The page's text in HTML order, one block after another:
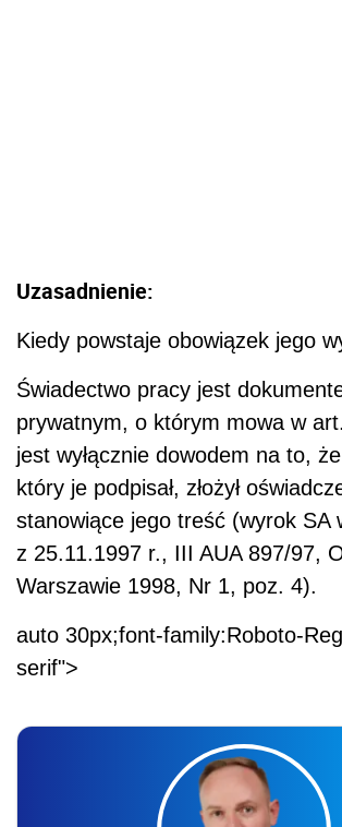
Uzasadnienie:
Kiedy powstaje obowiązek jego
Świadectwo pracy jest
prywatnym, o którym mowa w
jest wyłącznie dowodem na to,
który je podpisał, złożył
stanowiące jego treść (wyrok SA
z 25.11.1997 r., III AUA 897/97,
Warszawie 1998, Nr 1, poz. 4).
auto 30px;font-family:Roboto-
serif">